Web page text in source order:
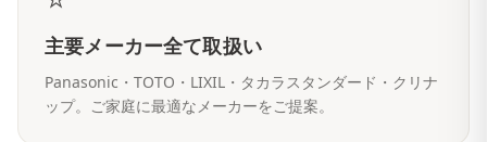
主要メーカー全て取扱い
Panasonic・TOTO・LIXIL・タカラスタンダード・クリナ
ップ。ご家庭に最適なメーカーをご提案。